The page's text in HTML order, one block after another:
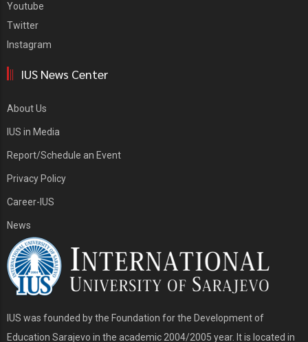
Youtube
Twitter
Instagram
IUS News Center
About Us
IUS in Media
Report/Schedule an Event
Privacy Policy
Career-IUS
News
IUS was founded by the Foundation for the Development of
Education Sarajevo in the academic 2004/2005 year. It is located in